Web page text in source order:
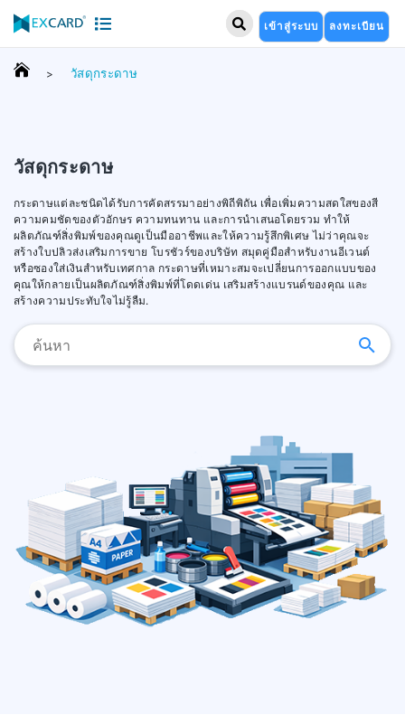
เข้าสู่ระบบ ลงทะเบียน
> วัสดุกระดาษ
วัสดุกระดาษ
กระดาษแต่ละชนิดได้รับการคัดสรรมาอย่างพิถีพิถัน เพื่อเพิ่มความสดใสของสี
ความคมชัดของตัวอักษร ความทนทาน และการนำเสนอโดยรวม ทำให้
ผลิตภัณฑ์สิ่งพิมพ์ของคุณดูเป็นมืออาชีพและให้ความรู้สึกพิเศษ ไม่ว่าคุณจะ
สร้างใบปลิวส่งเสริมการขาย โบรชัวร์ของบริษัท สมุดคู่มือสำหรับงานอีเวนต์
หรือซองใส่เงินสำหรับเทศกาล กระดาษที่เหมาะสมจะเปลี่ยนการออกแบบของ
คุณให้กลายเป็นผลิตภัณฑ์สิ่งพิมพ์ที่โดดเด่น เสริมสร้างแบรนด์ของคุณ และ
สร้างความประทับใจไม่รู้ลืม.